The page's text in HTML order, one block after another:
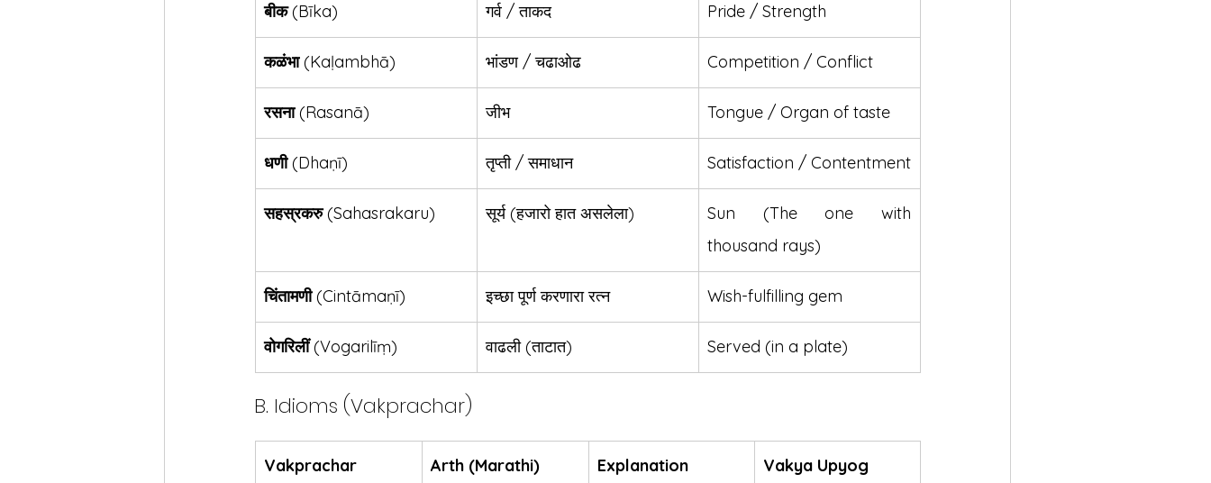
बीक (Bīka) गर्व / ताकद Pride / Strength
कळंभा (Kaḷambhā) भांडण / चढाओढ Competition / Conflict
रसना (Rasanā) जीभ Tongue / Organ of taste
धणी (Dhaṇī) तृप्ती / समाधान Satisfaction / Contentment
सहस्रकरु (Sahasrakaru) सूर्य (हजारो हात असलेला)
Sun (The one with
thousand rays)
चिंतामणी (Cintāmaṇī) इच्छा पूर्ण करणारा रत्न Wish-fulfilling gem
वोगरिलीं (Vogarilīṃ) वाढली (ताटात) Served (in a plate)
B. Idioms (Vakprachar)
Vakprachar
Arth (Marathi)
Explanation
Vakya Upyog